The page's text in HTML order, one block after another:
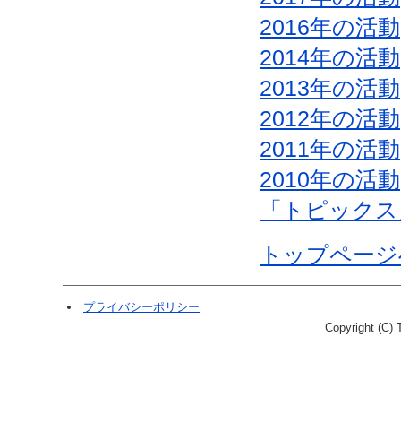
2016年の活動
2014年の活動
2013年の活動
2012年の活動
2011年の活動
2010年の活動
「トピック
トップペー
プライバシーポリシー
Copyright (C)